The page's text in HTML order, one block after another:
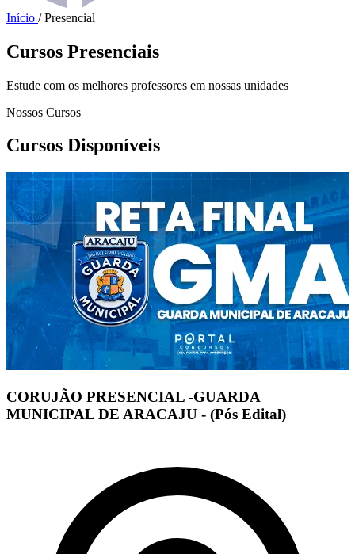
Início / Presencial
Cursos Presenciais
Estude com os melhores professores em nossas unidades
Nossos Cursos
Cursos Disponíveis
CORUJÃO PRESENCIAL -GUARDA
MUNICIPAL DE ARACAJU - (Pós Edital)